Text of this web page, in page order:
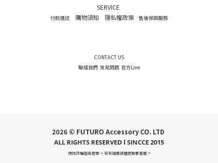
SERVICE
付款運送 購物須知 隱私權政策 售後保固服務
CONTACT US
聯絡我們 常見問題 官方Line
2026 © FUTURO Accessory CO. LTD
ALL RIGHTS RESERVED l SINCCE 2015
預防詐騙提高警覺 < 若有疑慮請儘速聯繫客服 >